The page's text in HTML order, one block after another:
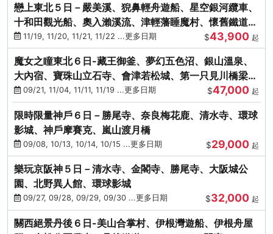
戀上東北５日－嚴美溪、猊鼻輕舟遊船、星空銀河纜車、
十和田觀光船、奧入瀨溪流、津輕藩睡魔村、懷舊鐵道
（青森／仙台）
11/19, 11/20, 11/21, 11/22 ...更多日期 $43,900 起
魔女之瞳東北６日-藏王御釜、夢幻五色沼、銀山溫泉、
大內宿、寶珠山立石寺、會津若松城、第一只見川橋梁、
燒肉吃到飽
09/21, 11/04, 11/11, 11/19 ...更多日期 $47,000 起
限時限量神戶６日－勝尾寺、奈良梅花鹿、清水寺、環球
影城、神戶摩賽克、嵐山渡月橋
09/08, 10/13, 10/14, 10/15 ...更多日期 $29,000 起
樂玩京阪神５日－清水寺、金閣寺、勝尾寺、大阪城公
園、北野異人館、環球影城
09/27, 09/28, 09/29, 09/30 ...更多日期 $32,000 起
關西絕景丹後６日-美山合掌村、伊根灣遊船、伊根舟屋